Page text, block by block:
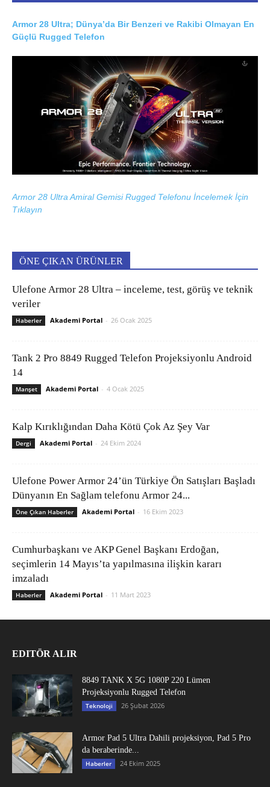
Armor 28 Ultra; Dünya’da Bir Benzeri ve Rakibi Olmayan En
Güçlü Rugged Telefon
Armor 28 Ultra Amiral Gemisi Rugged Telefonu İncelemek İçin
Tıklayın
ÖNE ÇIKAN ÜRÜNLER
Ulefone Armor 28 Ultra – inceleme, test, görüş ve teknik
veriler
Haberler Akademi Portal - 26 Ocak 2025
Tank 2 Pro 8849 Rugged Telefon Projeksiyonlu Android
14
Manşet Akademi Portal - 4 Ocak 2025
Kalp Kırıklığından Daha Kötü Çok Az Şey Var
Dergi Akademi Portal - 24 Ekim 2024
Ulefone Power Armor 24’ün Türkiye Ön Satışları Başladı
Dünyanın En Sağlam telefonu Armor 24...
Öne Çıkan Haberler Akademi Portal - 16 Ekim 2023
Cumhurbaşkanı ve AKP Genel Başkanı Erdoğan,
seçimlerin 14 Mayıs’ta yapılmasına ilişkin kararı
imzaladı
Haberler Akademi Portal - 11 Mart 2023
EDITÖR ALIR
8849 TANK X 5G 1080P 220 Lümen
Projeksiyonlu Rugged Telefon
Teknoloji 26 Şubat 2026
Armor Pad 5 Ultra Dahili projeksiyon, Pad 5 Pro
da beraberinde...
Haberler 24 Ekim 2025